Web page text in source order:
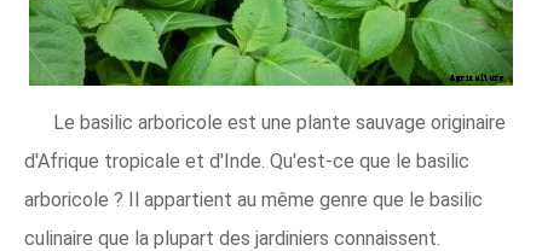
Le basilic arboricole est une plante sauvage originaire
d'Afrique tropicale et d'Inde. Qu'est-ce que le basilic
arboricole ? Il appartient au même genre que le basilic
culinaire que la plupart des jardiniers connaissent.